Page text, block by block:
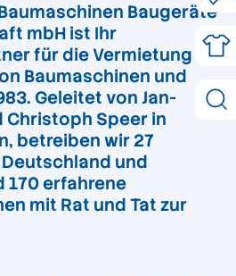
Baugeräte
mbH ist Ihr
für die Vermietung
Baumaschinen und
Geleitet von Jan-
Christoph Speer in
betreiben wir 27
und
erfahrene
mit Rat und Tat zur